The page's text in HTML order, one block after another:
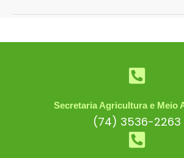
Secretaria Agricultura e Meio
(74) 3536-2263